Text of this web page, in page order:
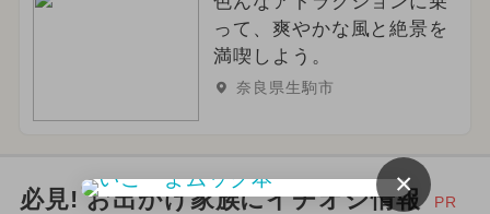
って、爽やかな風と絶景を
満喫しよう。
奈良県生駒市
必見! お出かけ家族にイチオシ情報 PR
×